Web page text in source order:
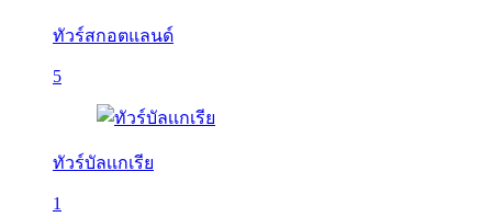
ทัวร์สกอตแลนด์
5
ทัวร์บัลเเกเรีย
1